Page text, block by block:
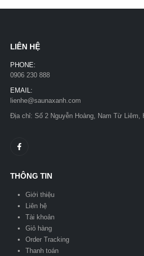
LIÊN HỆ
PHONE:
0906 230 888
EMAIL:
lienhe@saunaxanh.com
Địa chỉ: Số 2 Nguyễn Hoàng, Nam Từ Liêm,
THÔNG TIN
Giới thiệu
Liên hệ
Tài khoản
Giỏ hàng
Order Tracking
Thanh toán